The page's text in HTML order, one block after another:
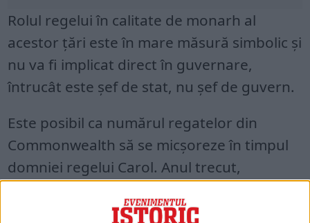
Rolul regelui în calitate de monarh al
acestor țări este în mare măsură simbolic și
nu va fi implicat direct în guvernare,
întrucât este șef de stat, nu șef de guvern.
Este posibil ca numărul regatelor din
Commonwealth să se micșoreze în timpul
domniei regelui Carol. Anul trecut,
Elisabeta din funcția de șef de stat și a